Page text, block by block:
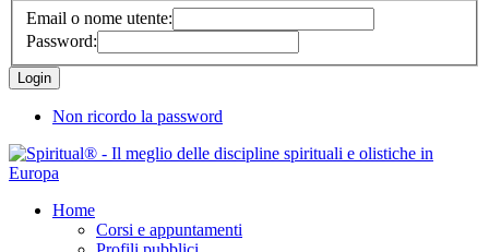
Email o nome utente:
Password:
Non ricordo la password
Home
Corsi e appuntamenti